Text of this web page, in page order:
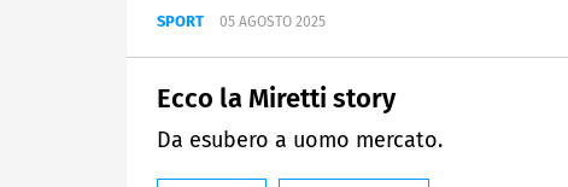
SPORT 05 AGOSTO 2025
Ecco la Miretti story
Da esubero a uomo mercato.